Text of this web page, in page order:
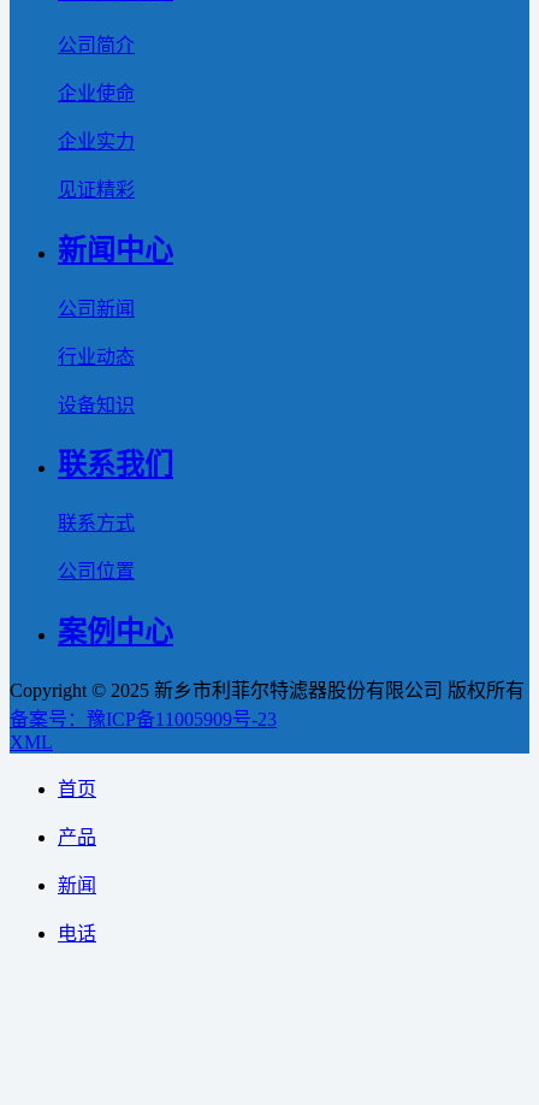
公司简介
企业使命
企业实力
见证精彩
新闻中心
公司新闻
行业动态
设备知识
联系我们
联系方式
公司位置
案例中心
Copyright © 2025 新乡市利菲尔特滤器股份有限公司 版权所有
备案号：豫ICP备11005909号-23
XML
首页
产品
新闻
电话